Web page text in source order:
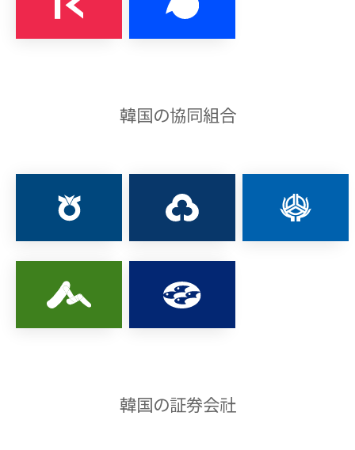
韓国の協同組合
韓国の証券会社